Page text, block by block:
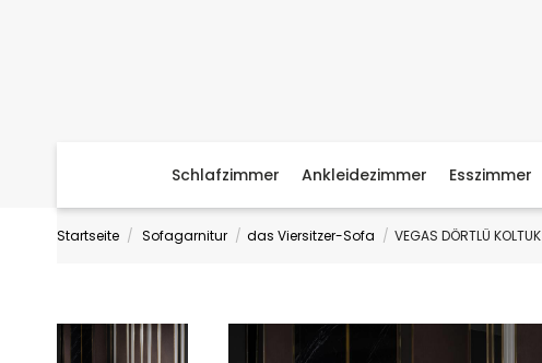
Schlafzimmer Ankleidezimmer Esszimmer
Startseite Sofagarnitur das Viersitzer-Sofa VEGAS DÖRTLÜ KOLTUK